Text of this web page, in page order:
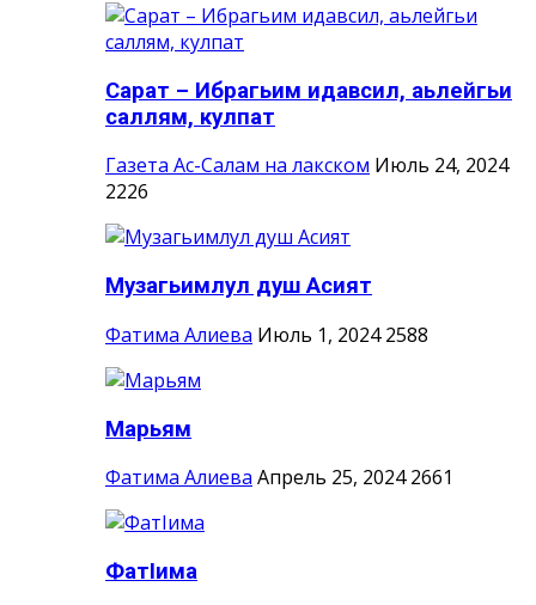
Сарат – Ибрагьим идавсил, аьлейгьи
саллям, кулпат
Газета Ас-Салам на лакском Июль 24, 2024
2226
Музагьимлул душ Асият
Фатима Алиева Июль 1, 2024 2588
Марьям
Фатима Алиева Апрель 25, 2024 2661
ФатIима